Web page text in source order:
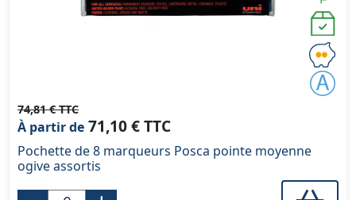
74,81 € TTC
À partir de 71,10 € TTC
Pochette de 8 marqueurs Posca pointe moyenne
ogive assortis